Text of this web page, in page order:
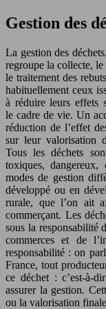
Gestion des
La gestion des
regroupe la collecte,
le traitement des
habituellement ceux
à réduire leurs effets
le cadre de vie. Un
réduction de l’effet
sur leur valorisation
Tous les déchets
toxiques, dangereux,
modes de gestion
développé ou en
rurale, que l’on ait
commerçant. Les
sous la responsabilité
commerces et de
responsabilité : on
France, tout
ce déchet : c’est-à-
assurer la gestion.
ou la valorisation